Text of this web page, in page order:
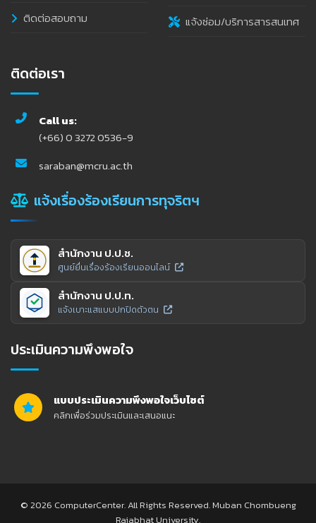
ติดต่อสอบถาม
แจ้งซ่อม/บริการสารสนเทศ
ติดต่อเรา
Call us:
(+66) 0 3272 0536-9
saraban@mcru.ac.th
แจ้งเรื่องร้องเรียนการทุจริตฯ
สำนักงาน ป.ป.ช.
ศูนย์ยื่นเรื่องร้องเรียนออนไลน์
สำนักงาน ป.ป.ท.
แจ้งเบาะแสแบบปกปิดตัวตน
ประเมินความพึงพอใจ
แบบประเมินความพึงพอใจเว็บไซต์
คลิกเพื่อร่วมประเมินและเสนอแนะ
© 2026 ComputerCenter. All Rights Reserved. Muban Chombueng
Rajabhat University.